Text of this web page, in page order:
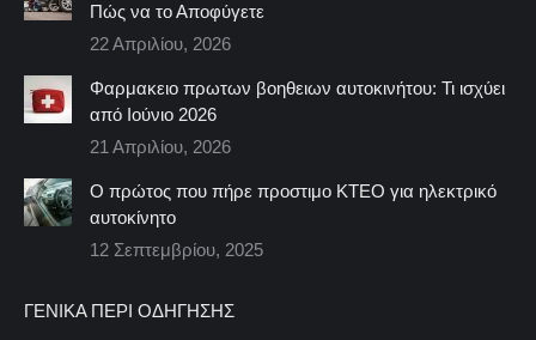
Πώς να το Αποφύγετε
22 Απριλίου, 2026
Φαρμακειο πρωτων βοηθειων αυτοκινήτου: Τι ισχύει
από Ιούνιο 2026
21 Απριλίου, 2026
Ο πρώτος που πήρε προστιμο ΚΤΕΟ για ηλεκτρικό
αυτοκίνητο
12 Σεπτεμβρίου, 2025
ΓΕΝΙΚΆ ΠΕΡΊ ΟΔΉΓΗΣΗΣ